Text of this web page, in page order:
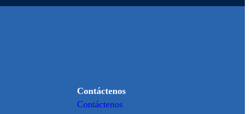
Contáctenos
Contáctenos